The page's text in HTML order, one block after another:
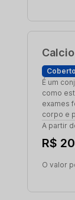
É um
como
exames
corpo e
A partir
R$
O valor